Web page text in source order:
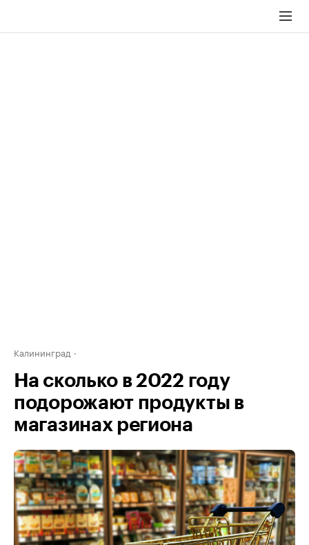
Калининград
На сколько в 2022 году
подорожают продукты в
магазинах региона